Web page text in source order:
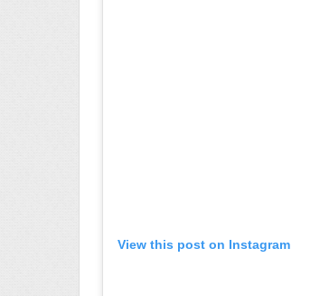
View this post on Instagram